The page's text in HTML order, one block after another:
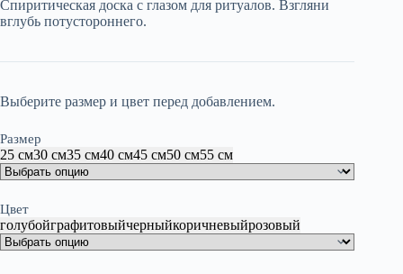
–
2
Спиритическая доска с глазом для ритуалов. Взгляни
вглубь потустороннего.
Выберите размер и цвет перед добавлением.
Размер
25 см30 см35 см40 см45 см50 см55 см
Цвет
голубойграфитовыйчерныйкоричневыйрозовый